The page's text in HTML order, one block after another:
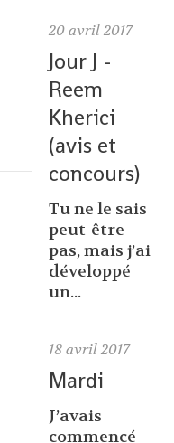
20 avril 2017
Jour J -
Reem
Kherici
(avis et
concours)
Tu ne le sais
peut-être
pas, mais j’ai
développé
un...
18 avril 2017
Mardi
J’avais
commencé